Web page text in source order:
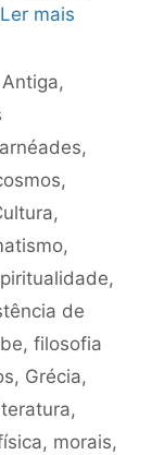
Ler mais
,
,
,
,
,
,
de
, filosofia
, Grécia,
,
, morais,